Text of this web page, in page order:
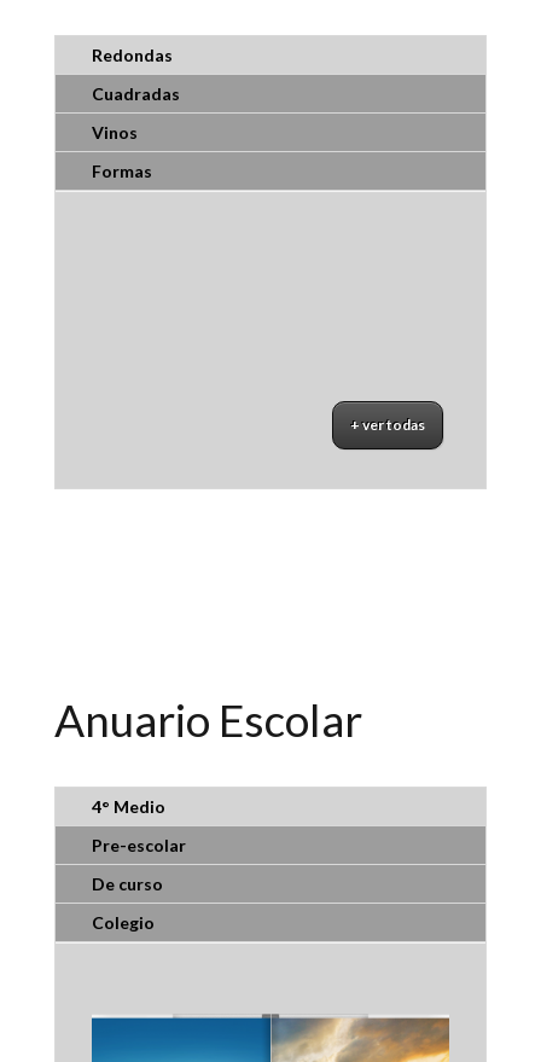
Recetario 3
Redondas
Cuadradas
Vinos
Formas
+ ver todas
Anuario Escolar
4° Medio
Pre-escolar
De curso
Colegio